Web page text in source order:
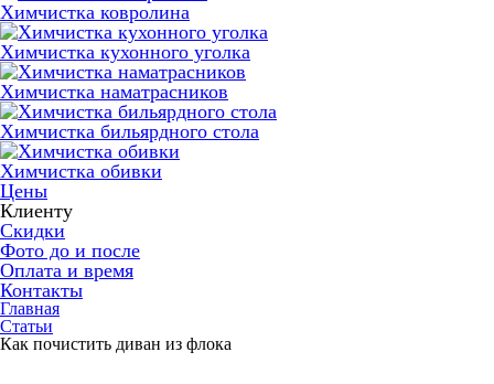
Химчистка ковролина
Химчистка кухонного уголка
Химчистка наматрасников
Химчистка бильярдного стола
Химчистка обивки
Цены
Клиенту
Скидки
Фото до и после
Оплата и время
Контакты
Главная
Статьи
Как почистить диван из флока